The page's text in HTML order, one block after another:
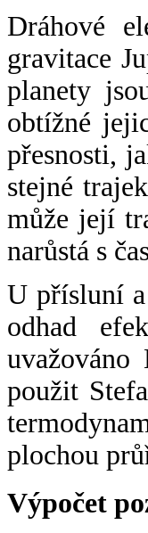
Dráhové
gravitace
planety
obtížné
přesnosti,
stejné
může její
narůstá s
U přísluní a
odhad
použit
plochou
Výpočet